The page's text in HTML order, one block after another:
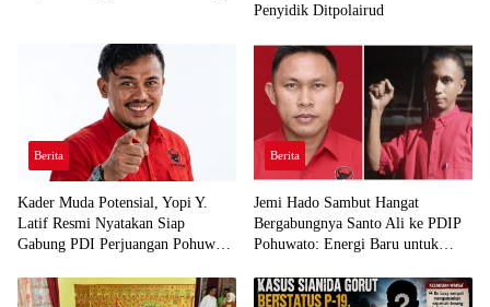
Penyidik Ditpolairud
Berita
Kader Muda Potensial, Yopi Y.
Latif Resmi Nyatakan Siap
Gabung PDI Perjuangan Pohuwato
Berita
Jemi Hado Sambut Hangat
Bergabungnya Santo Ali ke PDIP
Pohuwato: Energi Baru untuk